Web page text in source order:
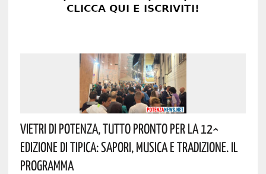
Vietri Di Potenza, Tutto Pronto Per La 12^
Edizione Di Tipica: Sapori, Musica E Tradizione. Il
Programma